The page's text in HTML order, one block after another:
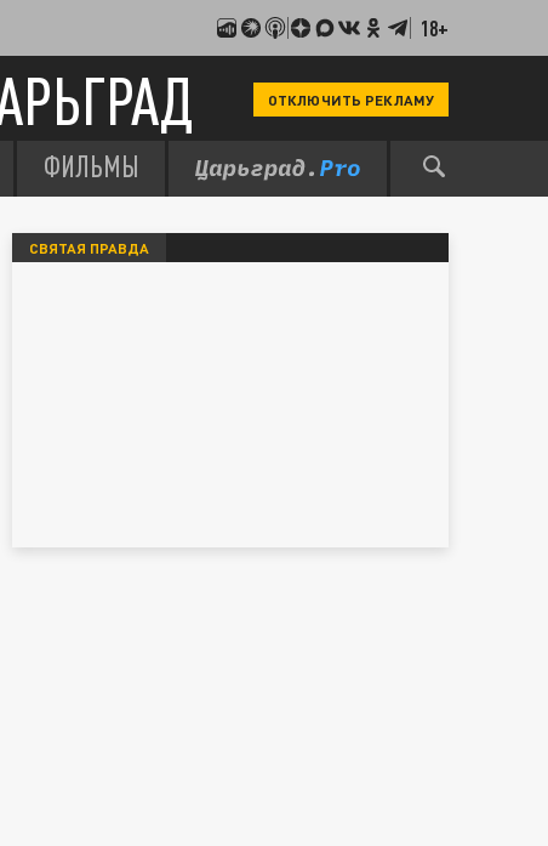
18+
ОТКЛЮЧИТЬ РЕКЛАМУ
ФИЛЬМЫ
СВЯТАЯ ПРАВДА